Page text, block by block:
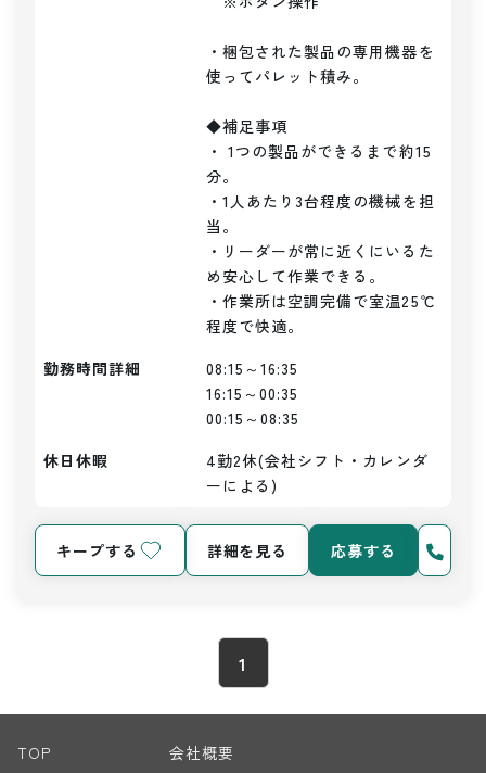
・梱包された製品の専用機器を
使ってパレット積み。
◆補足事項
・ 1つの製品ができるまで約15
分。
・1人あたり3台程度の機械を担
当。
・リーダーが常に近くにいるた
め安心して作業できる。
・作業所は空調完備で室温25℃
程度で快適。
勤務時間詳細
08:15～16:35
16:15～00:35
00:15～08:35
休日休暇
4勤2休(会社シフト・カレンダ
ーによる)
キープする 詳細を見る 応募する
1
TOP 会社概要